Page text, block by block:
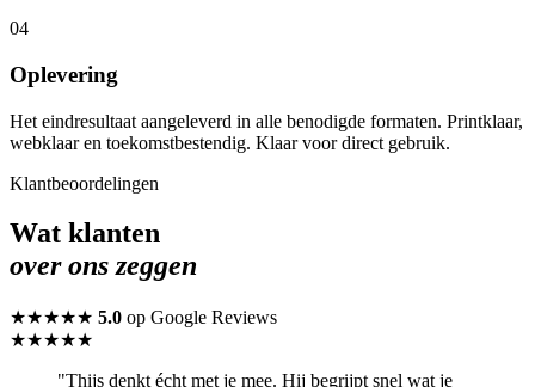
04
Oplevering
Het eindresultaat aangeleverd in alle benodigde formaten. Printklaar,
webklaar en toekomstbestendig. Klaar voor direct gebruik.
Klantbeoordelingen
Wat klanten
over ons zeggen
★★★★★ 5.0 op Google Reviews
★★★★★
"Thijs denkt écht met je mee. Hij begrijpt snel wat je